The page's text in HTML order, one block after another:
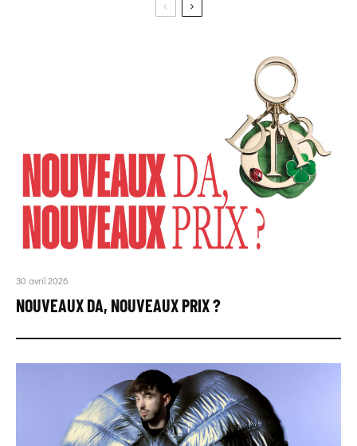
30 avril 2026
NOUVEAUX DA, NOUVEAUX PRIX ?